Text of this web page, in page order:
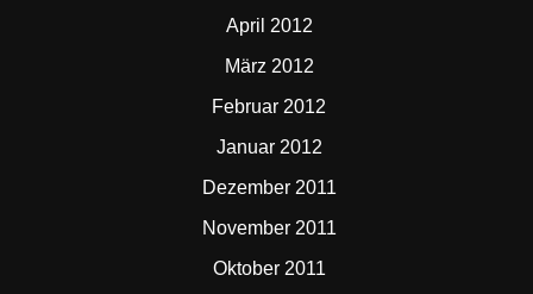
April 2012
März 2012
Februar 2012
Januar 2012
Dezember 2011
November 2011
Oktober 2011